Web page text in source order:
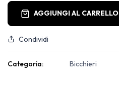
AGGIUNGI AL CARRELLO
Condividi
Categoria: Bicchieri